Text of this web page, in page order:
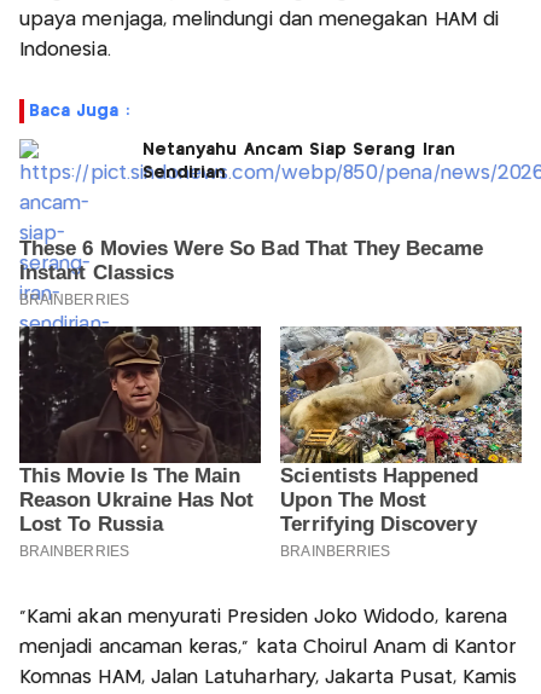
upaya menjaga, melindungi dan menegakan HAM di
Indonesia.
Baca Juga :
Netanyahu Ancam Siap Serang Iran
Sendirian
"Kami akan menyurati Presiden Joko Widodo, karena
menjadi ancaman keras," kata Choirul Anam di Kantor
Komnas HAM, Jalan Latuharhary, Jakarta Pusat, Kamis